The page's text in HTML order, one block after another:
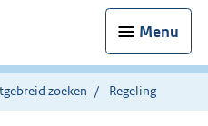
Menu
zoeken Regeling